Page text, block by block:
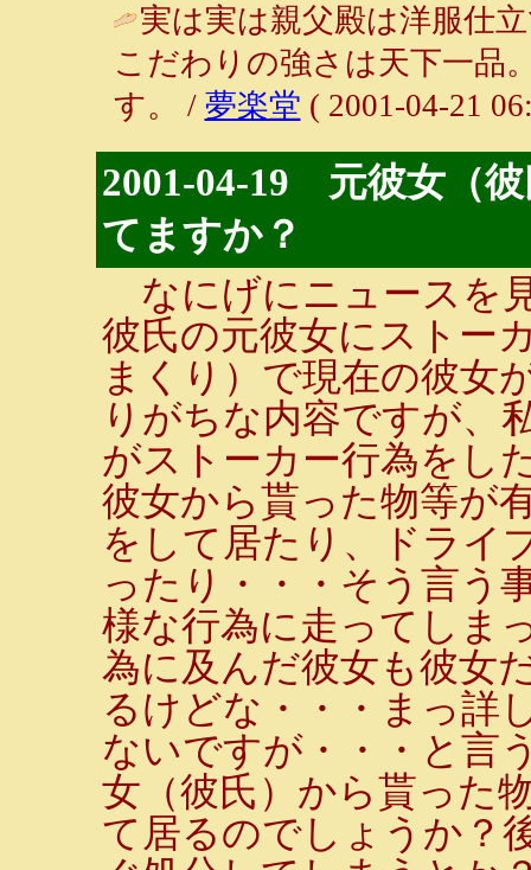
実は実は親父殿は洋服仕
こだわりの強さは天下一品
す。 / 夢楽堂 ( 2001-04-21
2001-04-19 元彼女（
てますか？
なにげにニュースを
彼氏の元彼女にストー
まくり）で現在の彼女
りがちな内容ですが、
がストーカー行為をし
彼女から貰った物等が
をして居たり、ドライ
ったり・・・そう言う
様な行為に走ってしま
為に及んだ彼女も彼女
るけどな・・・まっ詳
ないですが・・・と言
女（彼氏）から貰った
て居るのでしょうか？